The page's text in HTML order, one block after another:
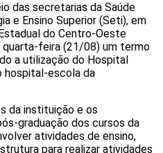
das secretarias da Saúde
e Ensino Superior (Seti), em
do Centro-Oeste
feira (21/08) um termo
a utilização do Hospital
hospital-escola da
da instituição e os
graduação dos cursos da
atividades de ensino,
para realizar atividades